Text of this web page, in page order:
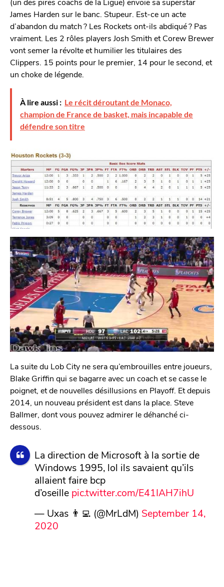
James Harden sur le banc. Stupeur. Est-ce un acte
d’abandon du match ? Les Rockets ont-ils abdiqué ? Pas
vraiment. Les 2 rôles players Josh Smith et Corew Brewer
vont semer la révolte et humilier les titulaires des
Clippers. 15 points pour le premier, 14 pour le second, et
un choke de légende.
À lire aussi : Le récit déroutant de Monaco,
champion de France de basket, mais incapable de
défendre son titre
La suite du Lob City ne sera qu’embrouilles entre joueurs,
Blake Griffin qui se bagarre avec un coach et se casse le
poignet, et de nouvelles désillusions en Playoff. Et depuis
2014, un nouveau président est dans la place. Steve
Ballmer, dont vous pouvez admirer le déhanché ci-
dessous.
La direction de Microsoft à la sortie de
Windows 1995, lol ils savaient qu’ils
allaient faire bcp
d’oseille pic.twitter.com/E41IAH7ihU
— Uxas 👨‍💻 (@MrLdM) September 14,
2020